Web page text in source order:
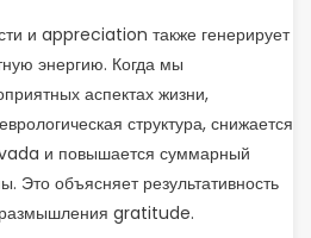
и appreciation также генерирует
энергию. Когда мы
аспектах жизни,
структура, снижается
и повышается суммарный
Это объясняет результативность
размышления gratitude.